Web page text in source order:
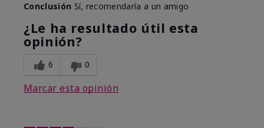
Conclusión Sí, recomendaría a un amigo
¿Le ha resultado útil esta
opinión?
6 0
Marcar esta opinión